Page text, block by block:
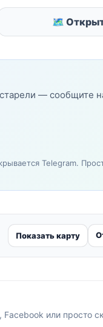
🗺
— сообщите
Telegram.
Показать карту
или просто